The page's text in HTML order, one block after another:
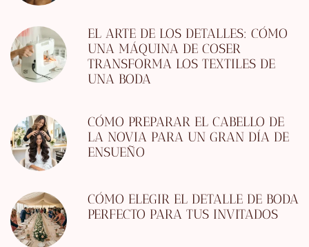
EL ARTE DE LOS DETALLES: CÓMO
UNA MÁQUINA DE COSER
TRANSFORMA LOS TEXTILES DE
UNA BODA
CÓMO PREPARAR EL CABELLO DE
LA NOVIA PARA UN GRAN DÍA DE
ENSUEÑO
CÓMO ELEGIR EL DETALLE DE BODA
PERFECTO PARA TUS INVITADOS